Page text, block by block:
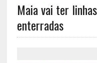
Maia vai ter
enterradas